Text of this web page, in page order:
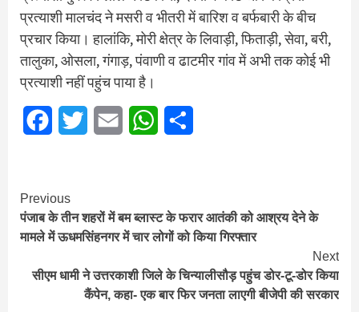
प्रत्याशी मालचंद ने मसरी व भीतरी में बारिश व बर्फबारी के बीच
प्रचार किया। हालांकि, मोरी क्षेत्र के लिवाड़ी, फिताड़ी, सेवा, बरी,
तालुका, ओसला, गंगाड़, पंवाणी व ढाटमीर गांव में अभी तक कोई भी
प्रत्याशी नहीं पहुंच पाया है।
FacebookTwitter Email WhatsApp
Continue
Reading
Previous
पंजाब के तीन शहरों में बम ब्लास्ट के फरार आतंकी को आश्रय देने के
मामले में ऊधमसिंहनगर में चार लोगों को किया गिरफ्तार
Next
सीएम धामी ने उत्तरकाशी जिले के चिन्यालीसौड़ पहुंच डोर-टू-डोर किया
कैंपेन, कहा- एक बार फिर जनता लाएगी बीजेपी की सरकार